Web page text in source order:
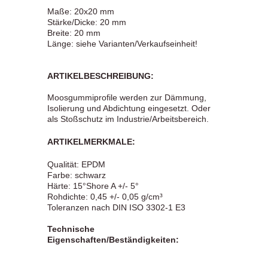
Maße: 20x20 mm
Stärke/Dicke: 20 mm
Breite: 20 mm
Länge: siehe Varianten/Verkaufseinheit!
ARTIKELBESCHREIBUNG:
Moosgummiprofile werden zur Dämmung,
Isolierung und Abdichtung eingesetzt. Oder
als Stoßschutz im Industrie/Arbeitsbereich.
ARTIKELMERKMALE:
Qualität: EPDM
Farbe: schwarz
Härte: 15°Shore A +/- 5°
Rohdichte: 0,45 +/- 0,05 g/cm³
Toleranzen nach DIN ISO 3302-1 E3
Technische
Eigenschaften/Beständigkeiten: